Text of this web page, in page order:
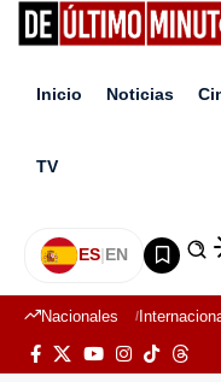
Inicio Noticias
TV
ES|EN
Nacionales